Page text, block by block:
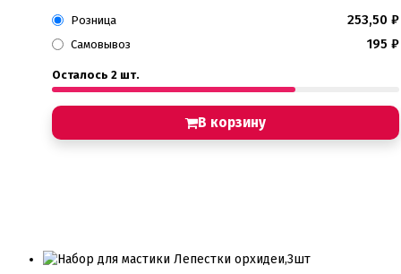
Розница 253,50 ₽
Самовывоз 195 ₽
Осталось 2 шт.
В корзину